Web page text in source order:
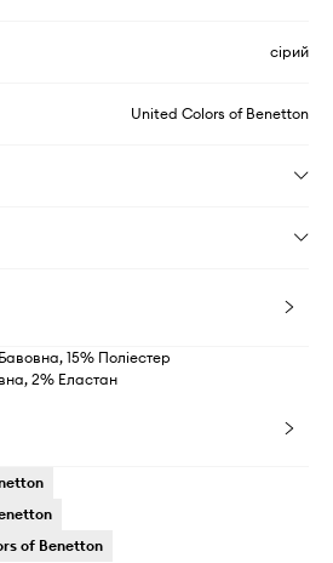
сірий
United Colors of Benetton
15% Поліестер
2% Еластан
of Benetton